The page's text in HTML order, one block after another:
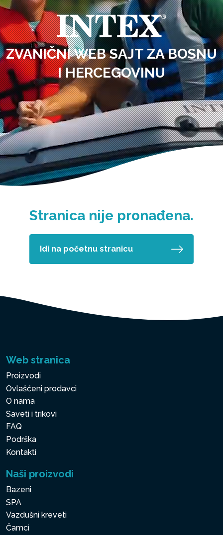
ZVANIČNI WEB SAJT ZA BOSNU
I HERCEGOVINU
Stranica nije pronađena.
Idi na početnu stranicu
Web stranica
Proizvodi
Ovlašćeni prodavci
O nama
Saveti i trikovi
FAQ
Podrška
Kontakti
Naši proizvodi
Bazeni
SPA
Vazdušni kreveti
Čamci